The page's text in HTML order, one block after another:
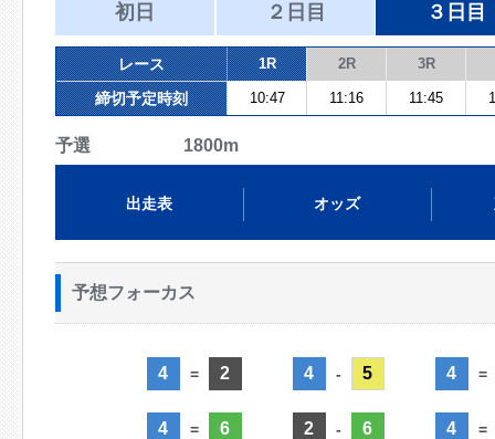
初日 ２日目 ３日目
レース 1R 2R 3R
締切予定時刻 10:47 11:16 11:45
予選 1800m
出走表 オッズ
予想フォーカス
4 = 2
4 = 6
4 - 5
2 - 6
4 =
4 =